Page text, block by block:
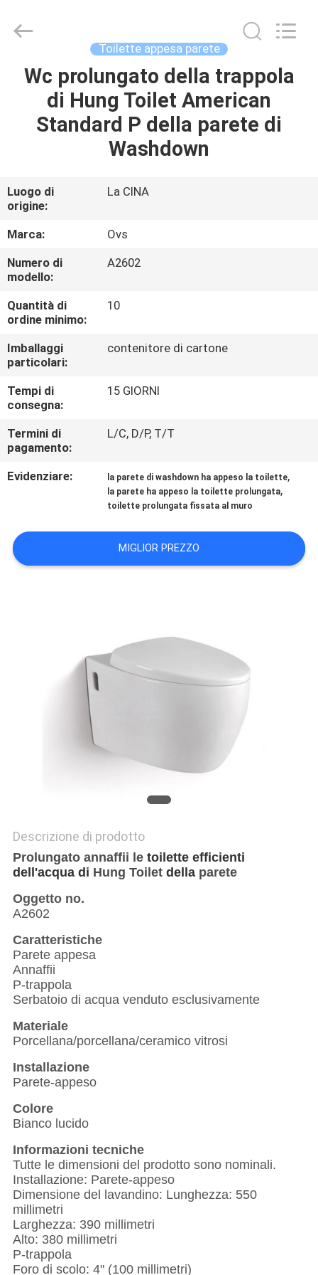
CASA
PRODOTTI
NOI
GIRO
DELLA
FABBRICA
CONTROLLO
DI
CONTATTICI
NOTIZIE
MAPPA
PRIVACY
POLICY
Ware
Reserved.
Toilette appesa parete
Wc prolungato della trappola
di Hung Toilet American
Standard P della parete di
Washdown
Luogo di
origine:
La CINA
Marca:
Ovs
Numero di
modello:
A2602
Quantità di
ordine minimo:
10
Imballaggi
particolari:
contenitore di cartone
Tempi di
consegna:
15 GIORNI
Termini di
pagamento:
L/C, D/P, T/T
Evidenziare: la parete di washdown ha appeso la toilette,
la parete ha appeso la toilette prolungata,
toilette prolungata fissata al muro
MIGLIOR PREZZO
Descrizione di prodotto
Prolungato annaffii le toilette efficienti
dell'acqua di Hung Toilet dellaparete
Oggetto no.
A2602
Caratteristiche
Parete appesa
Annaffii
P-trappola
Serbatoio di acqua venduto esclusivamente
Materiale
Porcellana/porcellana/ceramico vitrosi
Installazione
Parete-appeso
Colore
Bianco lucido
Informazioni tecniche
Tutte le dimensioni del prodotto sono nominali.
Installazione: Parete-appeso
Dimensione del lavandino: Lunghezza: 550
millimetri
Larghezza: 390 millimetri
Alto: 380 millimetri
P-trappola
Foro di scolo: 4" (100 millimetri)